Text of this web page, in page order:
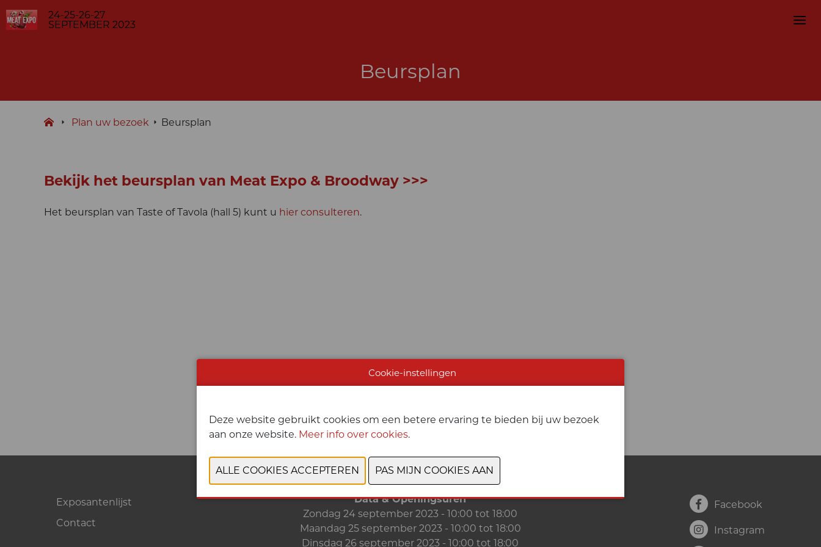
24-25-26-27
SEPTEMBER 2023
Beursplan
Plan uw bezoek Beursplan
Bekijk het beursplan van Meat Expo & Broodway >>>
Het beursplan van Taste of Tavola (hall 5) kunt u hier consulteren.
Exposantenlijst
Contact
Data & Openingsuren
Zondag 24 september 2023 - 10:00 tot 18:00
Maandag 25 september 2023 - 10:00 tot 18:00
Dinsdag 26 september 2023 - 10:00 tot 18:00
Facebook
Instagram
Cookie-instellingen
Deze website gebruikt cookies om een betere ervaring te bieden bij uw bezoek
aan onze website. Meer info over cookies.